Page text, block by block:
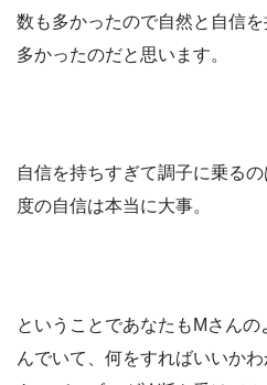
数も多かったので自然と自信
多かったのだと思います。
自信を持ちすぎて調子に乗る
度の自信は本当に大事。
ということであなたもMさん
んでいて、何をすればいいか